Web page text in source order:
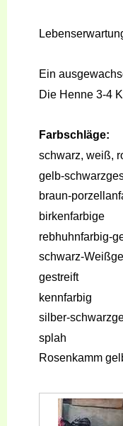
Ein
Die Henne 3-4
Farbschläge:
schwarz, weiß,
gelb-
braun-
birkenfarbige
rebhuhnfarbig-
schwarz-
gestreift
kennfarbig
silber-
splah
Rosenkamm